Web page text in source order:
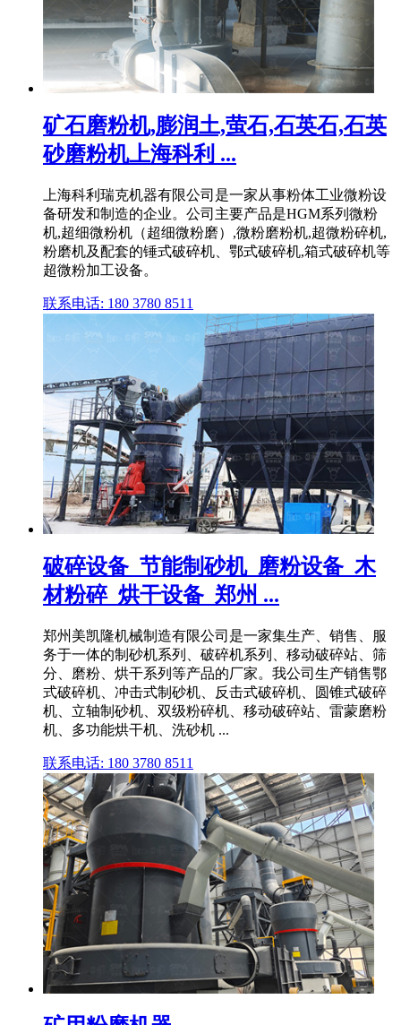
矿石磨粉机,膨润土,萤石,石英石,石英
砂磨粉机上海科利 ...
上海科利瑞克机器有限公司是一家从事粉体工业微粉设
备研发和制造的企业。公司主要产品是HGM系列微粉
机,超细微粉机（超细微粉磨）,微粉磨粉机,超微粉碎机,
粉磨机及配套的锤式破碎机、鄂式破碎机,箱式破碎机等
超微粉加工设备。
联系电话: 180 3780 8511
破碎设备_节能制砂机_磨粉设备_木
材粉碎_烘干设备_郑州 ...
郑州美凯隆机械制造有限公司是一家集生产、销售、服
务于一体的制砂机系列、破碎机系列、移动破碎站、筛
分、磨粉、烘干系列等产品的厂家。我公司生产销售鄂
式破碎机、冲击式制砂机、反击式破碎机、圆锥式破碎
机、立轴制砂机、双级粉碎机、移动破碎站、雷蒙磨粉
机、多功能烘干机、洗砂机 ...
联系电话: 180 3780 8511